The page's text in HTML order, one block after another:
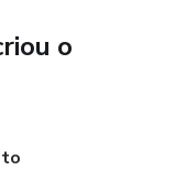
guia prático que
mentais de
a
o